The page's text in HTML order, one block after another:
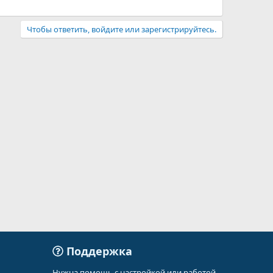
Чтобы ответить, войдите или зарегистрируйтесь.
Поддержка